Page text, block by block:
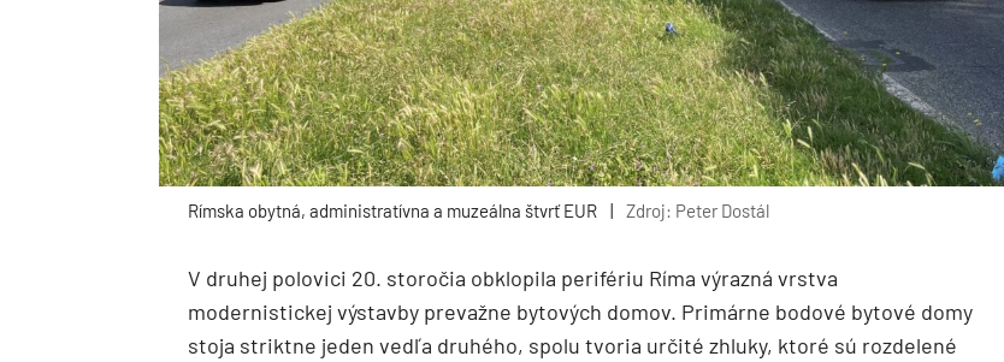
Rímska obytná, administratívna a muzeálna štvrť EUR | Zdroj: Peter Dostál
V druhej polovici 20. storočia obklopila perifériu Ríma výrazná vrstva
modernistickej výstavby prevažne bytových domov. Primárne bodové bytové domy
stoja striktne jeden vedľa druhého, spolu tvoria určité zhluky, ktoré sú rozdelené